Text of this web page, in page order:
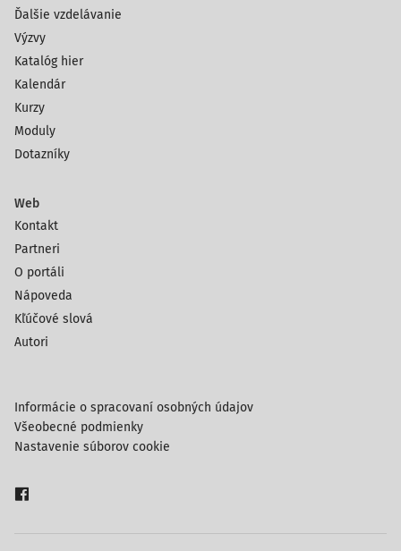
Ďalšie vzdelávanie
Výzvy
Katalóg hier
Kalendár
Kurzy
Moduly
Dotazníky
Web
Kontakt
Partneri
O portáli
Nápoveda
Kľúčové slová
Autori
Informácie o spracovaní osobných údajov
Všeobecné podmienky
Nastavenie súborov cookie